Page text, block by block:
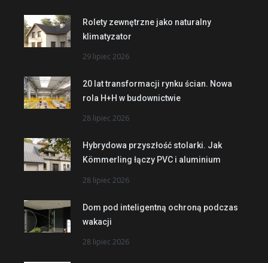
Rolety zewnętrzne jako naturalny
klimatyzator
29 lipiec 2026
20 lat transformacji rynku ścian. Nowa
rola H+H w budownictwie
28 lipiec 2026
Hybrydowa przyszłość stolarki. Jak
Kömmerling łączy PVC i aluminium
28 lipiec 2026
Dom pod inteligentną ochroną podczas
wakacji
28 lipiec 2026